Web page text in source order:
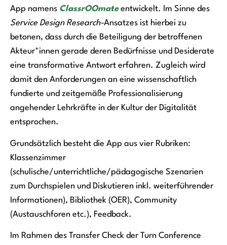
App namens ClassrOOmate entwickelt. Im Sinne des
Service Design Research-Ansatzes ist hierbei zu
betonen, dass durch die Beteiligung der betroffenen
Akteur*innen gerade deren Bedürfnisse und Desiderate
eine transformative Antwort erfahren. Zugleich wird
damit den Anforderungen an eine wissenschaftlich
fundierte und zeitgemäße Professionalisierung
angehender Lehrkräfte in der Kultur der Digitalität
entsprochen.
Grundsätzlich besteht die App aus vier Rubriken:
Klassenzimmer
(schulische/unterrichtliche/pädagogische Szenarien
zum Durchspielen und Diskutieren inkl. weiterführender
Informationen), Bibliothek (OER), Community
(Austauschforen etc.), Feedback.
Im Rahmen des Transfer Check der Turn Conference